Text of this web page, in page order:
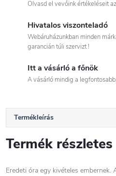
Olvasd el vevőink értékeléseit
Hivatalos viszonteladó
Webáruházunkban minden
garancián túli szervizt !
Itt a vásárló a főnök
A vásárló mindig a
Termékleírás
Termék
Eredeti óra egy kivételes